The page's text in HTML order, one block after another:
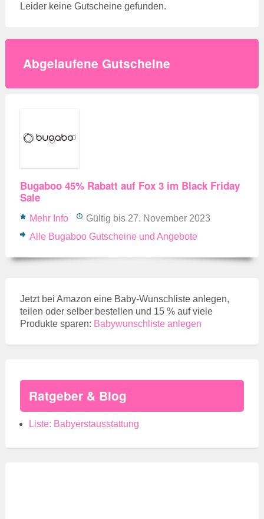
Leider keine Gutscheine gefunden.
Abgelaufene Gutscheine
Bugaboo 45% Rabatt auf Fox 3 im Black Friday
Sale
Mehr Info
Gültig bis 27. November 2023
Alle Bugaboo Gutscheine und Angebote
Jetzt bei Amazon eine Baby-Wunschliste anlegen,
teilen oder selber bestellen und 15 % auf viele
Produkte sparen: Babywunschliste anlegen
Ratgeber & Blog
Liste: Babyerstausstattung